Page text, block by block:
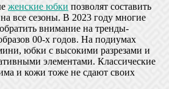
женские юбки позволят составить
все сезоны. В 2023 году многие
внимание на тренды-
00-х годов. На подиумах
юбки с высокими разрезами и
элементами. Классические
и кожи тоже не сдают своих